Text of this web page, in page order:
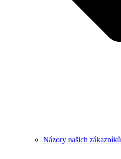
Názory našich zákazníků